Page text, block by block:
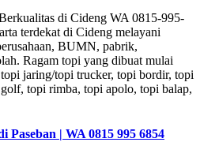
di Cideng WA 0815-995-
terdekat di Cideng melayani
BUMN, pabrik,
Ragam topi yang dibuat mulai
jaring/topi trucker, topi bordir, topi
topi rimba, topi apolo, topi balap,
Paseban | WA 0815 995 6854